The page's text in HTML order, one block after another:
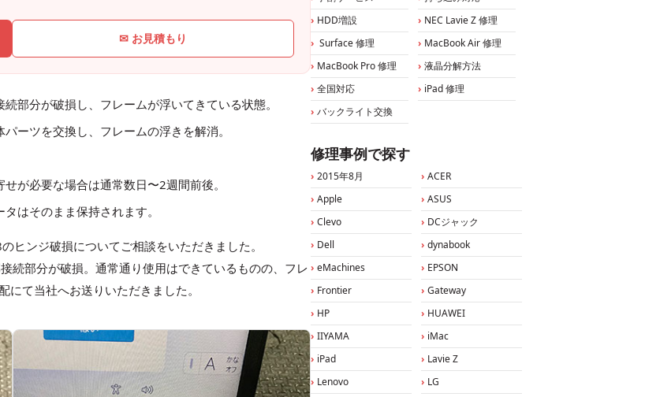
✉ お見積もり
部分が破損し、フレームが浮いてきている状態。
ーツを交換し、フレームの浮きを解消。
が必要な場合は通常数日〜2週間前後。
はそのまま保持されます。
ンジ破損についてご相談をいただきました。
続部分が破損。通常通り使用はできているものの、フレ
て当社へお送りいただきました。
HDD増設
NEC Lavie Z 修理
Surface 修理
MacBook Air 修理
MacBook Pro 修理
液晶分解方法
全国対応
iPad 修理
バックライト交換
修理事例で探す
2015年8月
ACER
Apple
ASUS
Clevo
DCジャック
Dell
dynabook
eMachines
EPSON
Frontier
Gateway
HP
HUAWEI
IIYAMA
iMac
iPad
Lavie Z
Lenovo
LG